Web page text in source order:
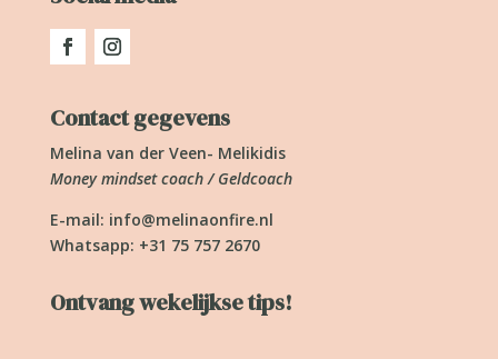
Contact gegevens
Melina van der Veen- Melikidis
Money mindset coach / Geldcoach
E-mail: info@melinaonfire.nl
Whatsapp: +31 75 757 2670
Ontvang wekelijkse tips!